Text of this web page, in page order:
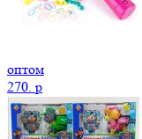
оптом
270. p